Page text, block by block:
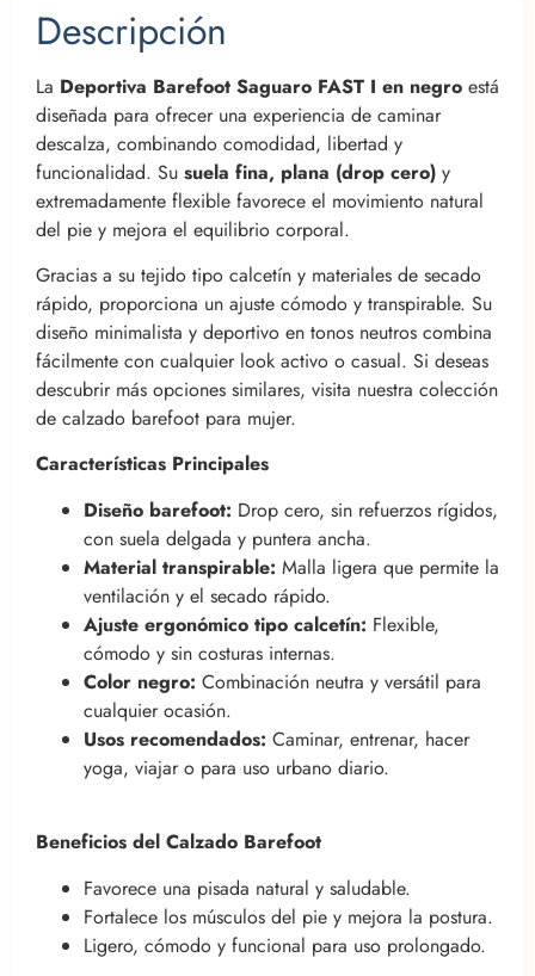
Descripción
La Deportiva Barefoot Saguaro FAST I en negro está
diseñada para ofrecer una experiencia de caminar
descalza, combinando comodidad, libertad y
funcionalidad. Su suela fina, plana (drop cero) y
extremadamente flexible favorece el movimiento natural
del pie y mejora el equilibrio corporal.
Gracias a su tejido tipo calcetín y materiales de secado
rápido, proporciona un ajuste cómodo y transpirable. Su
diseño minimalista y deportivo en tonos neutros combina
fácilmente con cualquier look activo o casual. Si deseas
descubrir más opciones similares, visita nuestra colección
de calzado barefoot para mujer.
Características Principales
Diseño barefoot: Drop cero, sin refuerzos rígidos,
con suela delgada y puntera ancha.
Material transpirable: Malla ligera que permite la
ventilación y el secado rápido.
Ajuste ergonómico tipo calcetín: Flexible,
cómodo y sin costuras internas.
Color negro: Combinación neutra y versátil para
cualquier ocasión.
Usos recomendados: Caminar, entrenar, hacer
yoga, viajar o para uso urbano diario.
Beneficios del Calzado Barefoot
Favorece una pisada natural y saludable.
Fortalece los músculos del pie y mejora la postura.
Ligero, cómodo y funcional para uso prolongado.